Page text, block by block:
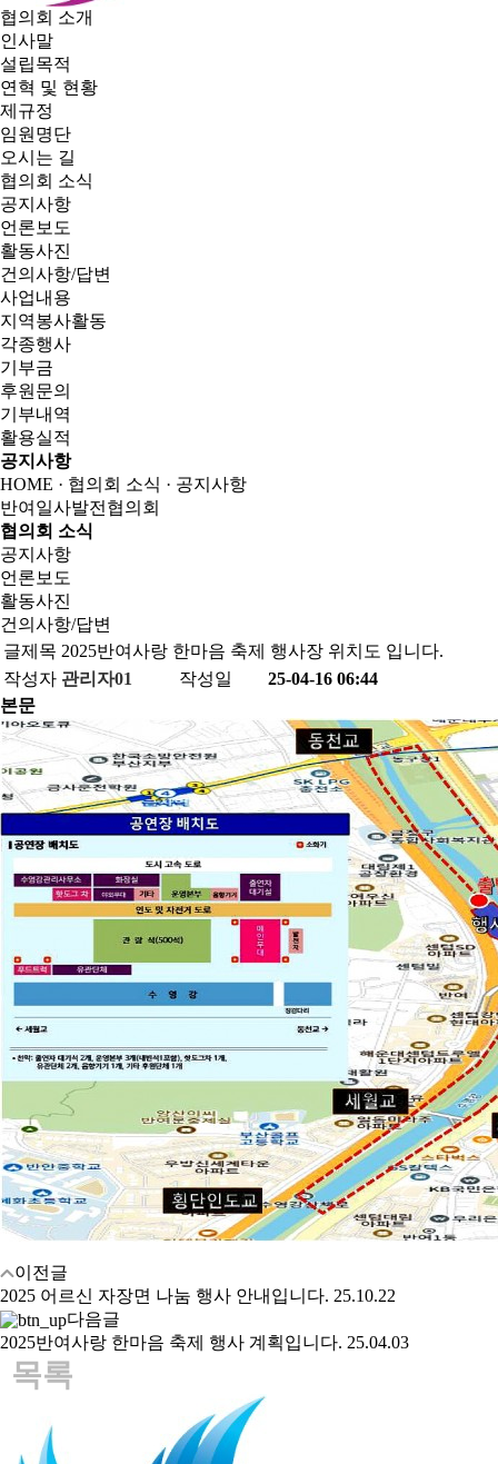
협의회 소개
인사말
설립목적
연혁 및 현황
제규정
임원명단
오시는 길
협의회 소식
공지사항
언론보도
활동사진
건의사항/답변
사업내용
지역봉사활동
각종행사
기부금
후원문의
기부내역
활용실적
공지사항
HOME · 협의회 소식 · 공지사항
반여일사발전협의회
협의회 소식
공지사항
언론보도
활동사진
건의사항/답변
글제목 2025반여사랑 한마음 축제 행사장 위치도 입니다.
작성자 관리자01 작성일
25-04-16 06:44
본문
이전글
2025 어르신 자장면 나눔 행사 안내입니다. 25.10.22
다음글
2025반여사랑 한마음 축제 행사 계획입니다. 25.04.03
목록